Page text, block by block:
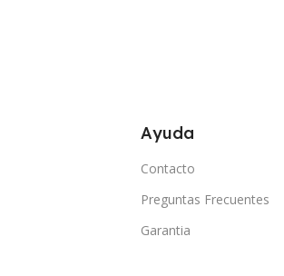
Ayuda
Contacto
Preguntas Frecuentes
Garantia